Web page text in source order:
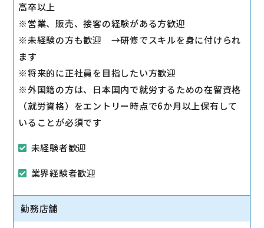
契約への誘導、店舗の利益に繋がる積極的なアプロー
チを実施します。
◇注力サービスのご提案
スマホ教室を通して「PayPay」「Yahoo!ショッピン
グ」「LINE」など、おススメサービスを体験いただき
ながら提案します。
高卒以上
※営業、販売、接客の経験がある方歓迎
※未経験の方も歓迎 →研修でスキルを身に付けられ
ます
※将来的に正社員を目指したい方歓迎
※外国籍の方は、日本国内で就労するための在留資格
（就労資格）をエントリー時点で6か月以上保有して
いることが必須です
未経験者歓迎
業界経験者歓迎
勤務店舗